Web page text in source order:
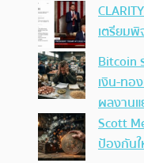
เตรียม
Bitcoin
เงิน-ทอ
ผลงาน
Scott
ป้องกันใ